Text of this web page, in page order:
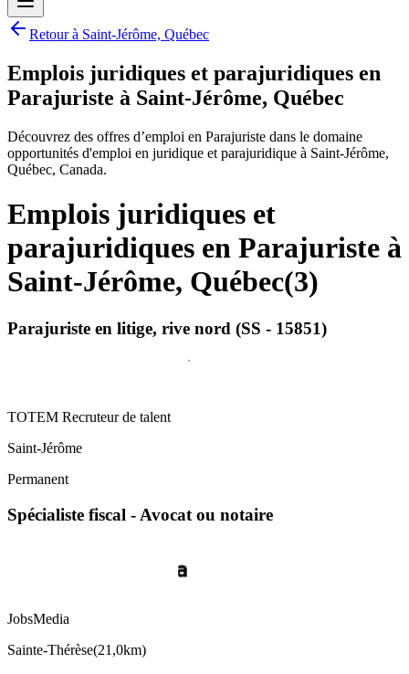
Retour à Saint-Jérôme, Québec
Emplois juridiques et parajuridiques en
Parajuriste à Saint-Jérôme, Québec
Découvrez des offres d’emploi en Parajuriste dans le domaine
opportunités d'emploi en juridique et parajuridique à Saint-Jérôme,
Québec, Canada.
Emplois juridiques et
parajuridiques en Parajuriste à
Saint-Jérôme, Québec(3)
Parajuriste en litige, rive nord (SS - 15851)
TOTEM Recruteur de talent
Saint-Jérôme
Permanent
Spécialiste fiscal - Avocat ou notaire
JobsMedia
Sainte-Thérèse(21,0km)